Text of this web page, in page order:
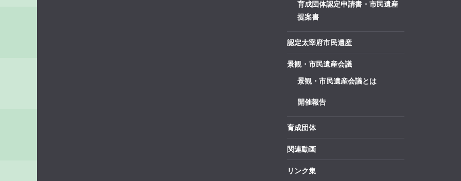
育成団体認定申請書・市民遺産
提案書
認定太宰府市民遺産
景観・市民遺産会議
景観・市民遺産会議とは
開催報告
育成団体
関連動画
リンク集